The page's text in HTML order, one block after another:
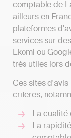
comptable de
ailleurs en
plateformes
services sur
Ekomi ou
très utiles lors
Ces sites
critères,
La qualité
La